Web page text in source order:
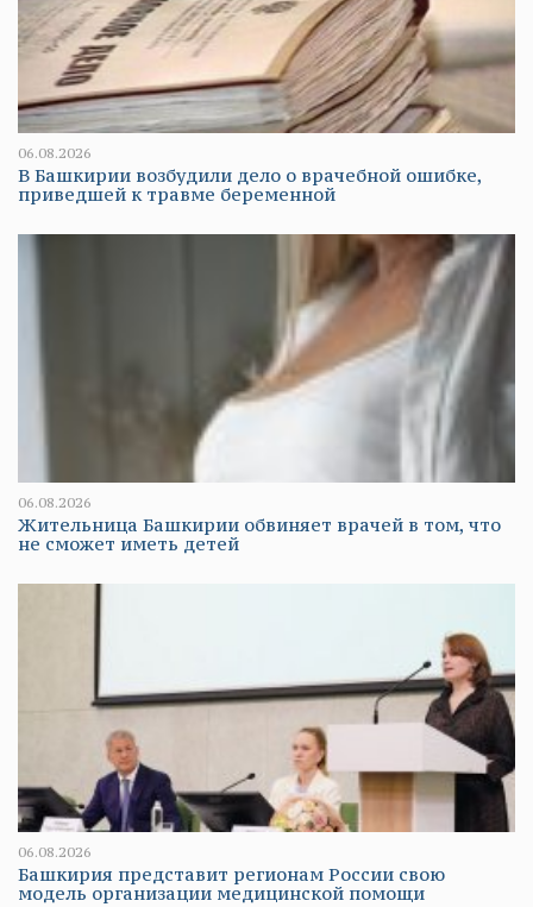
06.08.2026
В Башкирии возбудили дело о врачебной ошибке,
приведшей к травме беременной
06.08.2026
Жительница Башкирии обвиняет врачей в том, что
не сможет иметь детей
06.08.2026
Башкирия представит регионам России свою
модель организации медицинской помощи